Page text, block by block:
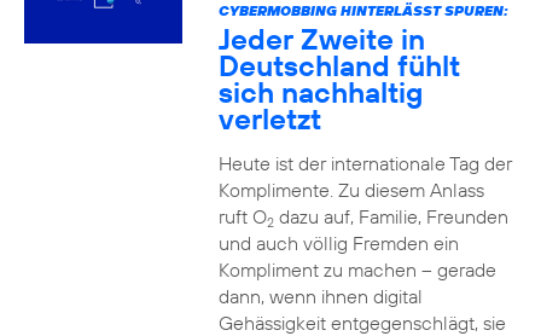
CYBERMOBBING HINTERLÄSST SPUREN:
Jeder Zweite in
Deutschland fühlt
sich nachhaltig
verletzt
Heute ist der internationale Tag der
Komplimente. Zu diesem Anlass
ruft O2dazu auf, Familie, Freunden
und auch völlig Fremden ein
Kompliment zu machen – gerade
dann, wenn ihnen digital
Gehässigkeit entgegenschlägt, sie